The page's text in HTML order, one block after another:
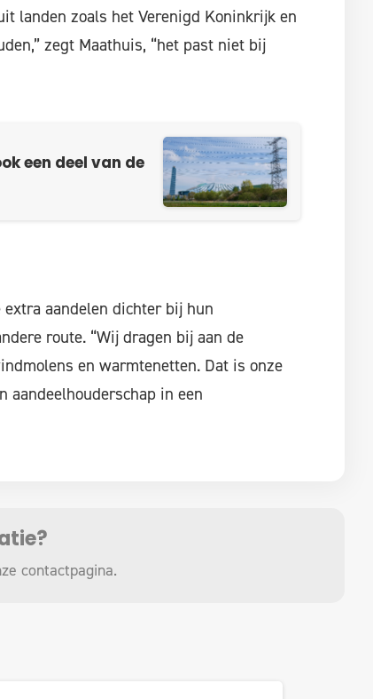
landen zoals het Verenigd Koninkrijk en
zegt Maathuis, “het past niet bij
een deel van de
extra aandelen dichter bij hun
route. “Wij dragen bij aan de
en warmtenetten. Dat is onze
aandeelhouderschap in een
contactpagina.